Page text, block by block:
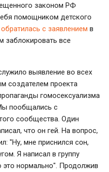
законом РФ
помощником детского
обратилась с заявлением в
заблокировать все
выявление во всех
создателем проекта
гомосексуализма
пообщались с
сообщества. Один
что он гей. На вопрос,
"Ну, мне приснился сон,
Я написал в группу
это нормально". Продолжив